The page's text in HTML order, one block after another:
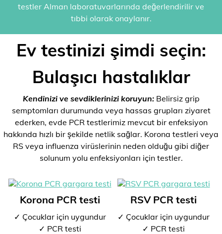
testler Alman laboratuvarlarında değerlendirilir ve
tıbbi olarak onaylanır.
Ev testinizi şimdi seçin:
Bulaşıcı hastalıklar
Kendinizi ve sevdiklerinizi koruyun:Belirsiz grip
semptomları durumunda veya hassas grupları ziyaret
ederken, evde PCR testlerimiz mevcut bir enfeksiyon
hakkında hızlı bir şekilde netlik sağlar. Korona testleri veya
RS veya influenza virüslerinin neden olduğu gibi diğer
solunum yolu enfeksiyonları için testler.
Korona PCR testi
✓ Çocuklar için uygundur
✓ PCR testi
RSV PCR testi
✓ Çocuklar için uygundur
✓ PCR testi